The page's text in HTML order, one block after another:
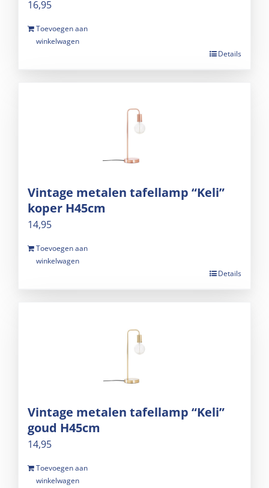
16,95
Toevoegen aan
winkelwagen
Details
Vintage metalen tafellamp “Keli”
koper H45cm
14,95
Toevoegen aan
winkelwagen
Details
Vintage metalen tafellamp “Keli”
goud H45cm
14,95
Toevoegen aan
winkelwagen